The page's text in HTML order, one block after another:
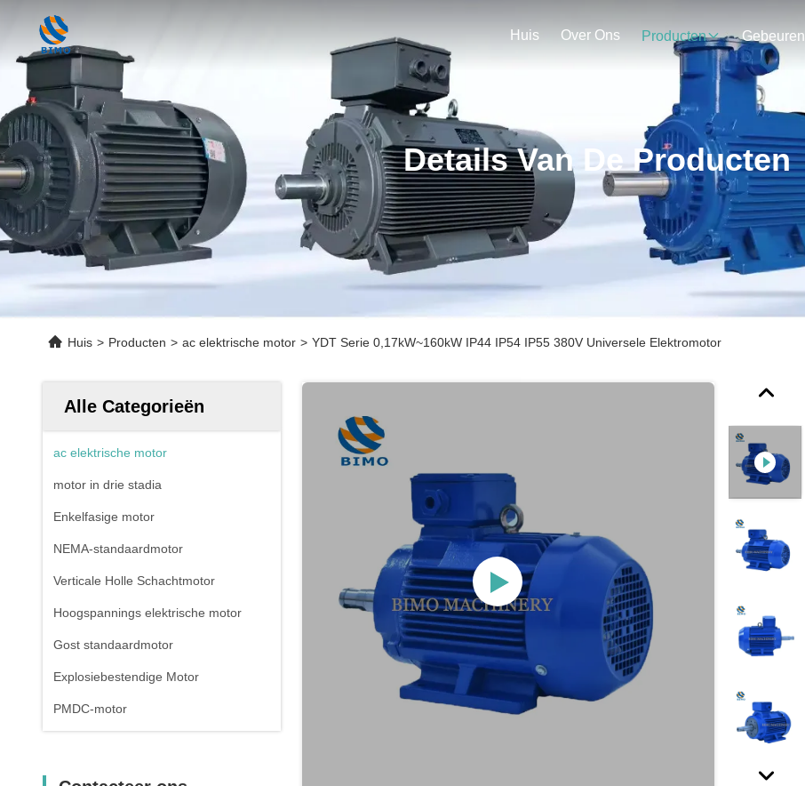
Huis Over Ons Producten Gebeuren
Details Van De Producten
Huis > Producten > ac elektrische motor > YDT Serie 0,17kW~160kW IP44 IP54 IP55 380V Universele Elektromotor
Alle Categorieën
ac elektrische motor
motor in drie stadia
Enkelfasige motor
NEMA-standaardmotor
Verticale Holle Schachtmotor
Hoogspannings elektrische motor
Gost standaardmotor
Explosiebestendige Motor
PMDC-motor